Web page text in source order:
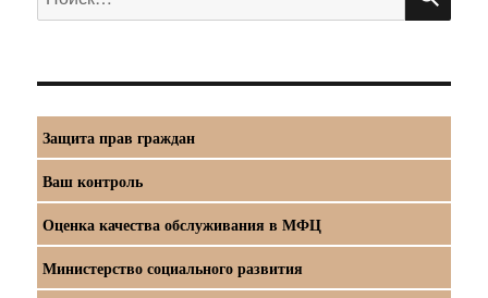
Защита прав граждан
Ваш контроль
Оценка качества обслуживания в МФЦ
Министерство социального развития